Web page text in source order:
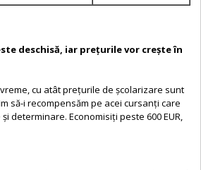
deschisă, iar preţurile vor creşte în
cu atât preţurile de şcolarizare sunt
să-i recompensăm pe acei cursanţi care
determinare. Economisiţi peste 600 EUR,